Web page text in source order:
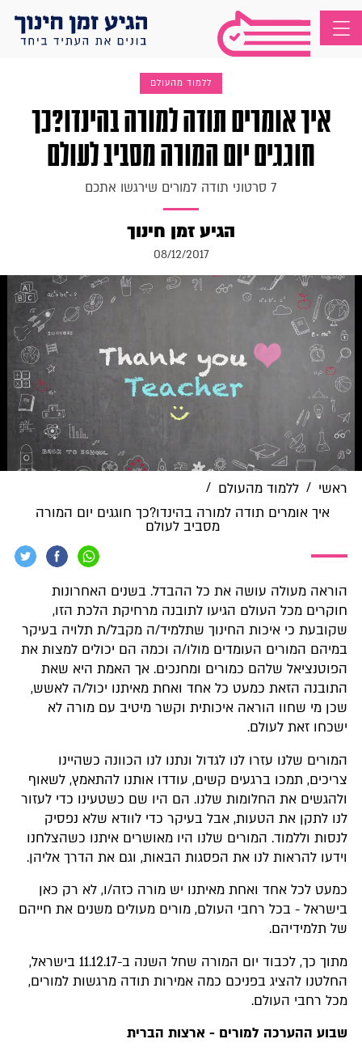
ללמוד מהעולם
איך אומרים תודה למורה בהינדו?כך
חוגגים יום המורה מסביב לעולם
7 סרטוני תודה למורים שירגשו אתכם
הגיע זמן חינוך
08/12/2017
ראשי / ללמוד מהעולם /
איך אומרים תודה למורה בהינדו?כך חוגגים יום המורה
מסביב לעולם
הוראה מעולה עושה את כל ההבדל. בשנים האחרונות
חוקרים מכל העולם הגיעו לתובנה מרחיקת הלכת הזו,
שקובעת כי איכות החינוך שתלמיד/ה מקבל/ת תלויה בעיקר
במיהם המורים העומדים מולו/ה וכמה הם יכולים למצות את
הפוטנציאל שלהם כמורים ומחנכים. אך האמת היא שאת
התובנה הזאת כמעט כל אחד ואחת מאיתנו יכול/ה לאשש,
שכן מי שחוו הוראה איכותית וקשר מיטיב עם מורה לא
ישכחו זאת לעולם.
המורים שלנו עזרו לנו לגדול ונתנו לנו הכוונה כשהיינו
צריכים, תמכו ברגעים קשים, עודדו אותנו להתאמץ, לשאוף
ולהגשים את החלומות שלנו. הם היו שם כשטעינו כדי לעזור
לנו לתקן את הטעות, אבל בעיקר כדי לוודא שלא נפסיק
לנסות וללמוד. המורים שלנו היו מאושרים איתנו כשהצלחנו
וידעו להראות לנו את הפסגות הבאות, וגם את הדרך אליהן.
כמעט לכל אחד ואחת מאיתנו יש מורה כזה/ו, לא רק כאן
בישראל - בכל רחבי העולם, מורים מעולים משנים את חייהם
של תלמידיהם.
מתוך כך, לכבוד יום המורה שחל השנה ב-11.12.17 בישראל,
החלטנו להציג בפניכם כמה אמירות תודה מרגשות למורים,
מכל רחבי העולם.
שבוע ההערכה למורים - ארצות הברית